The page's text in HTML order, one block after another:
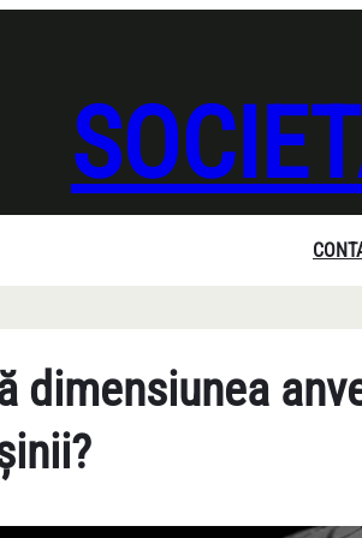
dimensiunea